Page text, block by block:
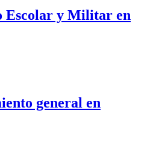
Escolar y Militar en
general en